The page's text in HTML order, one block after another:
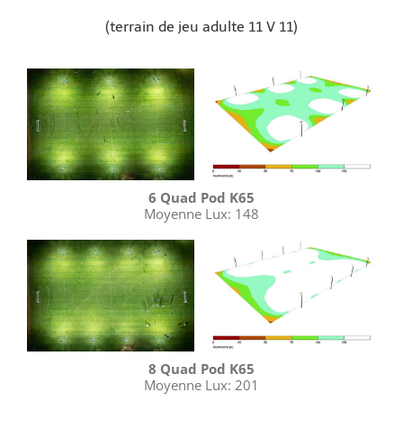
(terrain de jeu adulte 11 V 11)
6 Quad Pod K65
Moyenne Lux: 148
8 Quad Pod K65
Moyenne Lux: 201